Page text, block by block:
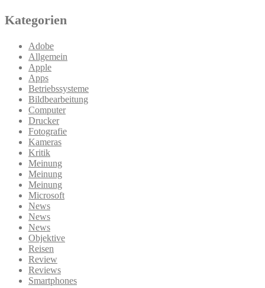
Kategorien
Adobe
Allgemein
Apple
Apps
Betriebssysteme
Bildbearbeitung
Computer
Drucker
Fotografie
Kameras
Kritik
Meinung
Meinung
Meinung
Microsoft
News
News
News
Objektive
Reisen
Review
Reviews
Smartphones